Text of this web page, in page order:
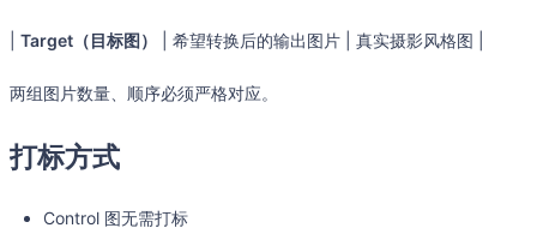
Target（目标图） | 希望转换后的输出图片 | 真实摄影风格图 |
两组图片数量、顺序必须严格对应。
打标方式
Control 图无需打标